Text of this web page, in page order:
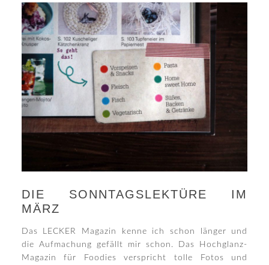
DIE SONNTAGSLEKTÜRE IM
MÄRZ
Das LECKER Magazin kenne ich schon länger und
die Aufmachung gefällt mir schon. Das Hochglanz-
Magazin für Foodies verspricht tolle Fotos und